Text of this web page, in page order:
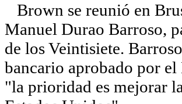
Brown se reunió en
Manuel Durao Barroso,
de los Veintisiete.
bancario aprobado por
"la prioridad es mejorar